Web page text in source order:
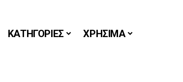
ΚΑΤΗΓΟΡΙΕΣ ΧΡΗΣΙΜΑ